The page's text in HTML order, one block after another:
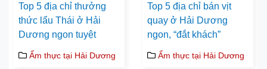
Top 5 địa chỉ thưởng
thức lẩu Thái ở Hải
Dương ngon tuyệt
Ẩm thực tại Hải Dương
Top 5 địa chỉ bán vịt
quay ở Hải Dương
ngon, “đắt khách”
Ẩm thực tại Hải Dương